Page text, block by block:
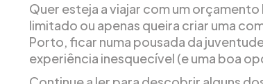
Quer esteja a viajar com um
limitado ou apenas queira criar uma
Porto, ficar numa pousada da
experiência inesquecível (e uma boa